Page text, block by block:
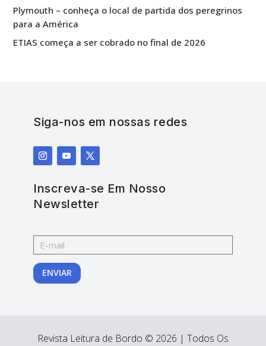
Plymouth – conheça o local de partida dos peregrinos
para a América
ETIAS começa a ser cobrado no final de 2026
Siga-nos em nossas redes
Inscreva-se Em Nosso
Newsletter
ENVIAR
Revista Leitura de Bordo © 2026 | Todos Os